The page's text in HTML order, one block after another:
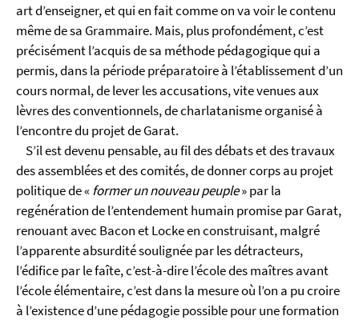
art d’enseigner, et qui en fait comme on va voir le contenu
même de sa Grammaire. Mais, plus profondément, c’est
précisément l’acquis de sa méthode pédagogique qui a
permis, dans la période préparatoire à l’établissement d’un
cours normal, de lever les accusations, vite venues aux
lèvres des conventionnels, de charlatanisme organisé à
l’encontre du projet de Garat.
S’il est devenu pensable, au fil des débats et des travaux
des assemblées et des comités, de donner corps au projet
politique de «former un nouveau peuple» par la
regénération de l’entendement humain promise par Garat,
renouant avec Bacon et Locke en construisant, malgré
l’apparente absurdité soulignée par les détracteurs,
l’édifice par le faîte, c’est-à-dire l’école des maîtres avant
l’école élémentaire, c’est dans la mesure où l’on a pu croire
à l’existence d’une pédagogie possible pour une formation